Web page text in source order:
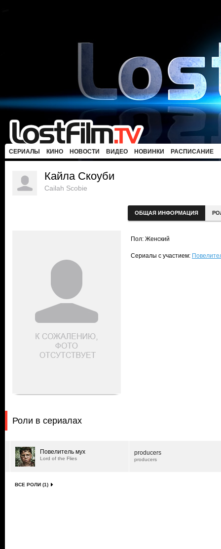
СЕРИАЛЫ КИНО НОВОСТИ ВИДЕО НОВИНКИ РАСПИСАНИЕ
Кайла Скоуби
Cailah Scobie
ОБЩАЯ ИНФОРМАЦИЯ
Пол: Женский
Сериалы с участием:
Роли в сериалах
Повелитель мух
Lord of the Flies
producers
producers
ВСЕ РОЛИ (1)